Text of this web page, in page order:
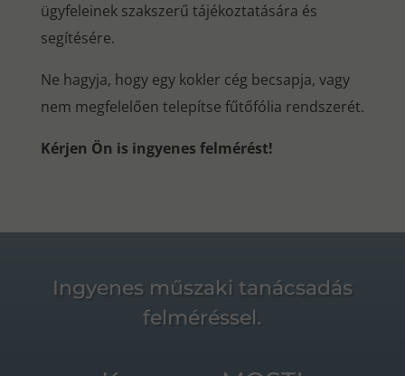
ügyfeleinek szakszerű tájékoztatására és
segítésére.
Ne hagyja, hogy egy kokler cég becsapja, vagy
nem megfelelően telepítse fűtőfólia rendszerét.
Kérjen Ön is ingyenes felmérést!
Ingyenes műszaki tanácsadás
felméréssel.